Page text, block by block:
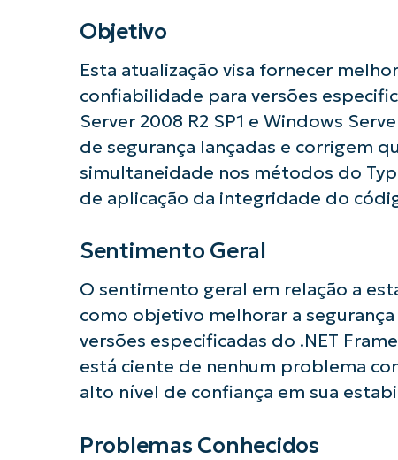
Objetivo
Esta atualização visa fornecer
confiabilidade para versões
Server 2008 R2 SP1 e Windows
de segurança lançadas e corrigem
simultaneidade nos métodos do
de aplicação da integridade do
Sentimento Geral
O sentimento geral em relação a
como objetivo melhorar a
versões especificadas do .NET
está ciente de nenhum problema
alto nível de confiança em sua
Problemas Conhecidos